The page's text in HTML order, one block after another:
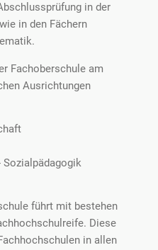
in der
in den Fächern
Fachoberschule am
Ausrichtungen
Sozialpädagogik
führt mit bestehen
Diese
in allen